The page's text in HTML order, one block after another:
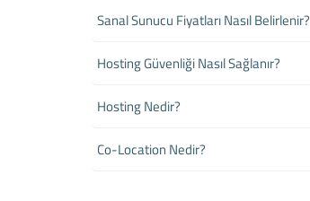
Sanal Sunucu Fiyatları Nasıl Belirlenir?
Hosting Güvenliği Nasıl Sağlanır?
Hosting Nedir?
Co-Location Nedir?